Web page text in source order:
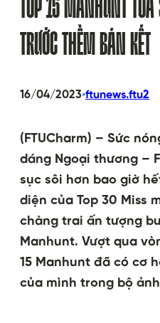
TRƯỚC THỀM BÁN KẾT
16/04/2023•ftunews.ftu2
(FTUCharm) – Sức
dáng Ngoại thương –
sục sôi hơn bao giờ
diện của Top 30 Miss
chàng trai ấn tượng
Manhunt. Vượt qua
15 Manhunt đã có cơ
của mình trong bộ